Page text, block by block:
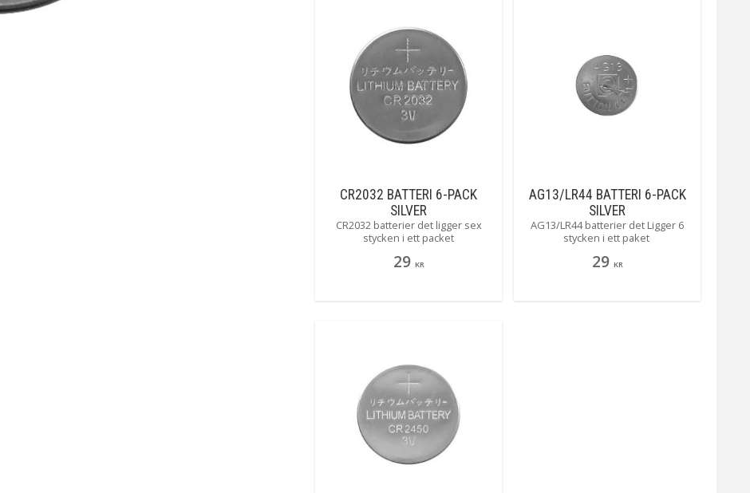
CR2032 BATTERI 6-PACK
SILVER
CR2032 batterier det ligger sex
stycken i ett packet
29 KR
AG13/LR44 BATTERI 6-PACK
SILVER
AG13/LR44 batterier det Ligger 6
stycken i ett paket
29 KR